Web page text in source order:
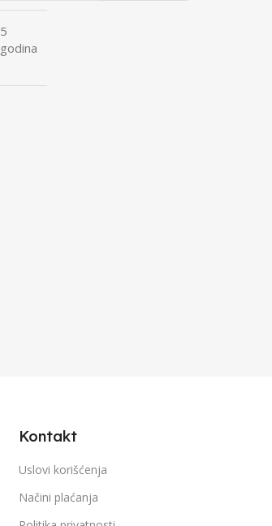
5
godina
Kontakt
Uslovi korišćenja
Načini plaćanja